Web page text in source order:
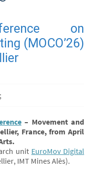
on
(MOCO’26)
– Movement and
France, from April
unit EuroMov Digital
IMT Mines Alès).